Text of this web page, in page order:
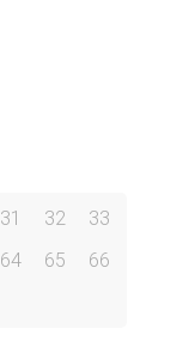
31 32
33
64 65
66